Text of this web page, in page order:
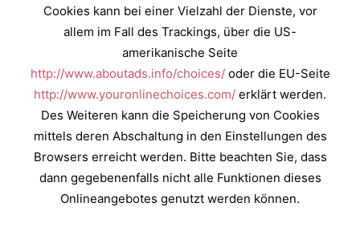
Cookies kann bei einer Vielzahl der Dienste, vor
allem im Fall des Trackings, über die US-
amerikanische Seite
http://www.aboutads.info/choices/oder die EU-Seite
http://www.youronlinechoices.com/ erklärt werden.
Des Weiteren kann die Speicherung von Cookies
mittels deren Abschaltung in den Einstellungen des
Browsers erreicht werden. Bitte beachten Sie, dass
dann gegebenenfalls nicht alle Funktionen dieses
Onlineangebotes genutzt werden können.